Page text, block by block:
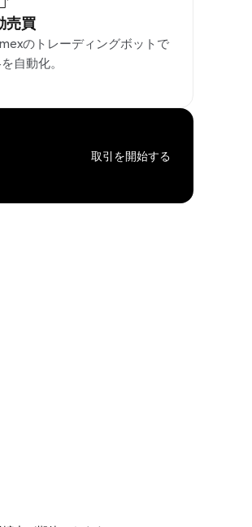
売買
のトレーディングボットで
自動化。
取引を開始する